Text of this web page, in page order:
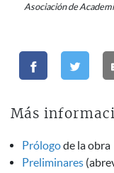
Asociación de
Más
Prólogode la obra
Preliminares